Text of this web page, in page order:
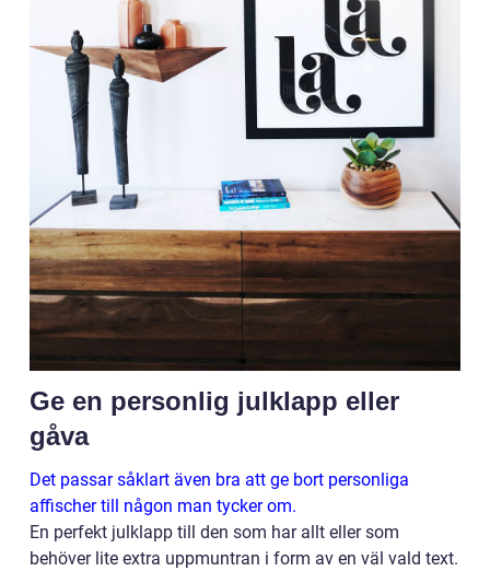
Ge en personlig julklapp eller
gåva
Det passar såklart även bra att ge bort personliga
affischer till någon man tycker om.
En perfekt julklapp till den som har allt eller som
behöver lite extra uppmuntran i form av en väl vald text.